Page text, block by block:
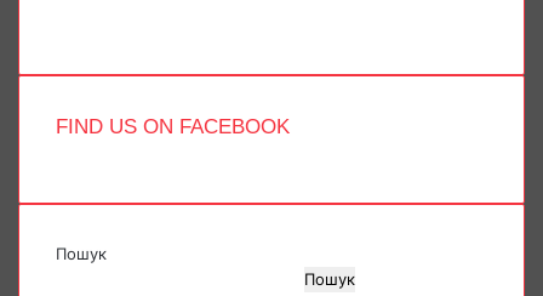
FIND US ON FACEBOOK
Пошук
Пошук